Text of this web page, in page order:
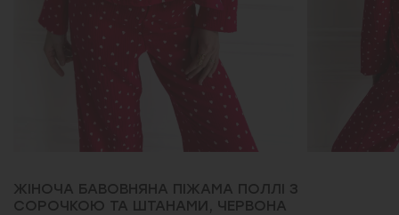
ЖІНОЧА БАВОВНЯНА ПІЖАМА ПОЛЛІ З
СОРОЧКОЮ ТА ШТАНАМИ, ЧЕРВОНА